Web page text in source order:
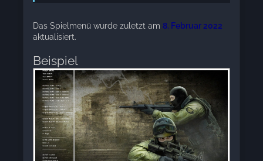
Das Spielmenü wurde zuletzt am 8. Februar 2022
aktualisiert.
Beispiel